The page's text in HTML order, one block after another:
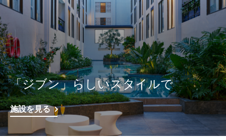
「ジブン」らしいスタイルで
施設を見る